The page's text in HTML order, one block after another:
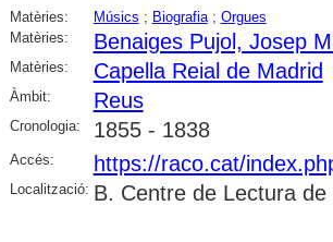
Matèries: Músics ; Biografia; Orgues
Matèries:
Benaiges Pujol, Josep
Matèries: Capella Reial de Madrid
Àmbit: Reus
Cronologia: 1855 - 1838
Accés: https://raco.cat/
Localització: B. Centre de Lectura de